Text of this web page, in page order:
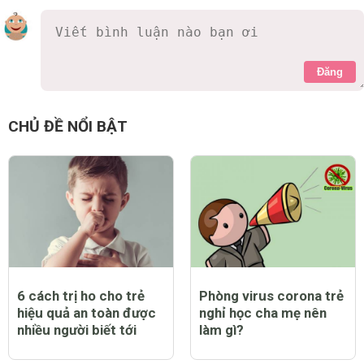
Đăng
CHỦ ĐỀ NỔI BẬT
6 cách trị ho cho trẻ
hiệu quả an toàn được
nhiều người biết tới
Phòng virus corona trẻ
nghỉ học cha mẹ nên
làm gì?